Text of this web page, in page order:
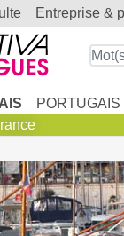
entreprise &
PORTUGAIS